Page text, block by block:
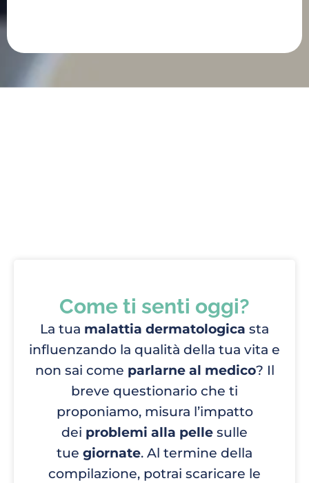
Come ti senti oggi?
La tua malattia dermatologica sta
influenzando la qualità della tua vita e
non sai come parlarne al medico? Il
breve questionario che ti
proponiamo, misura l’impatto
dei problemi alla pelle sulle
tue giornate. Al termine della
compilazione, potrai scaricare le